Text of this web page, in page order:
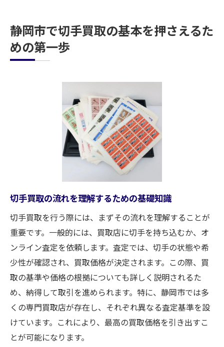
す
切手の保存状態が買取価格に与える影響
静岡市で避けるべき買取業者の特徴
切手の査定を依頼する際の注意点
高く売るためのタイミングの見極め方
買取契約書の細部に注意を払う理由
偽造切手に注意！真贋を見極めるポイント
静岡市での切手買取にありがちなトラブル
事例
買取市場の変動を読むことで切手を高く売る秘
訣
静岡市の切手市場の最近のトレンドを分析
市場価格の変動を予測するためのデータ収
集法
切手コレクションの未来価値を見極める
希少性と需要が市場に与える影響について
競合分析で発見する静岡市の買取市場の動
静岡市で切手買取の基本を押さえるた
めの第一歩
切手買取の流れを理解するための基礎知識
切手買取を行う際には、まずその流れを理解することが
重要です。一般的には、買取店に切手を持ち込むか、オ
ンライン査定を依頼します。査定では、切手の状態や希
少性が確認され、買取価格が決定されます。この際、買
取の基準や価格の根拠についても詳しく説明されるた
め、納得して取引を進められます。特に、静岡市では多
くの専門買取店が存在し、それぞれ異なる査定基準を設
けています。これにより、最高の買取価格を引き出すこ
とが可能になります。